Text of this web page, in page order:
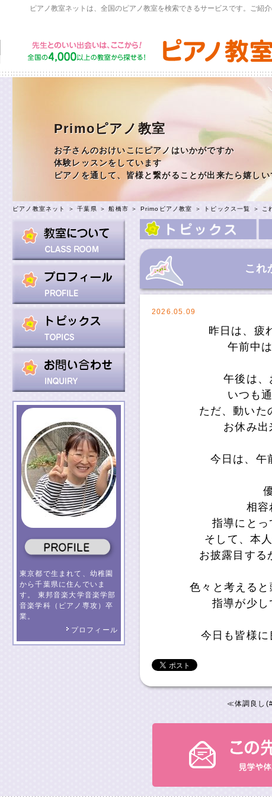
ピアノ教室ネットは、全国のピアノ教室を検索できるサービスです。ご紹
Primoピアノ教室
お子さんのおけいこにピアノはいかがですか
体験レッスンをしています
ピアノを通して、皆様と繋がることが出来たら嬉しい
ピアノ教室ネット ＞千葉県 ＞船橋市 ＞ Primoピアノ教室 ＞ トピックス一覧 ＞ こ
東京都で生まれて、幼稚園
から千葉県に住んでいま
す。 東邦音楽大学音楽学部
音楽学科（ピアノ専攻）卒
業。
プロフィール
これ
2026.05.09
昨日は、疲
午前中
午後は、
いつも
ただ、動いた
お休み出
今日は、午
相容
指導にと
そして、本
お披露目する
色々と考える
指導が少し
今日も皆様
≪体調良し